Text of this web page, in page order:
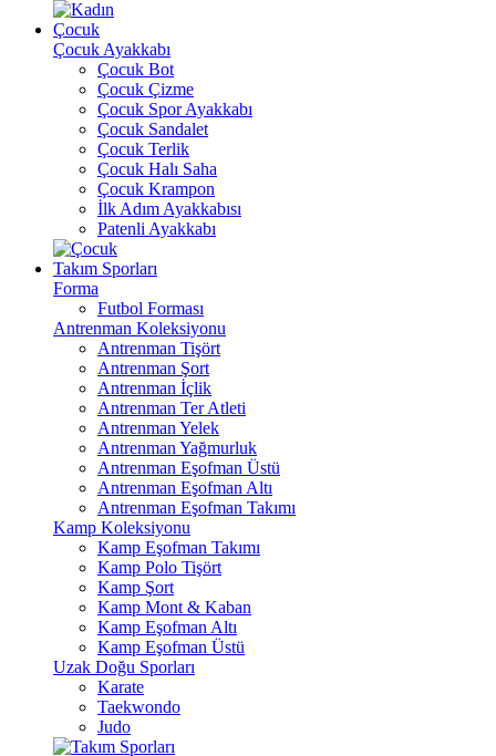
Çocuk
Çocuk Ayakkabı
Çocuk Bot
Çocuk Çizme
Çocuk Spor Ayakkabı
Çocuk Sandalet
Çocuk Terlik
Çocuk Halı Saha
Çocuk Krampon
İlk Adım Ayakkabısı
Patenli Ayakkabı
Takım Sporları
Forma
Futbol Forması
Antrenman Koleksiyonu
Antrenman Tişört
Antrenman Şort
Antrenman İçlik
Antrenman Ter Atleti
Antrenman Yelek
Antrenman Yağmurluk
Antrenman Eşofman Üstü
Antrenman Eşofman Altı
Antrenman Eşofman Takımı
Kamp Koleksiyonu
Kamp Eşofman Takımı
Kamp Polo Tişört
Kamp Şort
Kamp Mont & Kaban
Kamp Eşofman Altı
Kamp Eşofman Üstü
Uzak Doğu Sporları
Karate
Taekwondo
Judo